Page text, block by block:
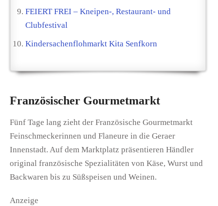
FEIERT FREI – Kneipen-, Restaurant- und
Clubfestival
Kindersachenflohmarkt Kita Senfkorn
Französischer Gourmetmarkt
Fünf Tage lang zieht der Französische Gourmetmarkt
Feinschmeckerinnen und Flaneure in die Geraer
Innenstadt. Auf dem Marktplatz präsentieren Händler
original französische Spezialitäten von Käse, Wurst und
Backwaren bis zu Süßspeisen und Weinen.
Anzeige